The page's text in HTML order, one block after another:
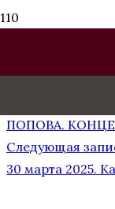
Предыдущая
ПОПОВА.
Следующая
30 марта 2025.